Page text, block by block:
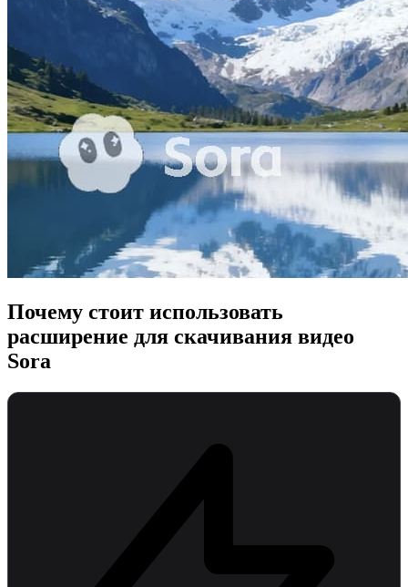
Почему стоит использовать
расширение для скачивания видео
Sora